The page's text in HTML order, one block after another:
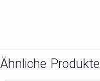
Ähnliche Produkte